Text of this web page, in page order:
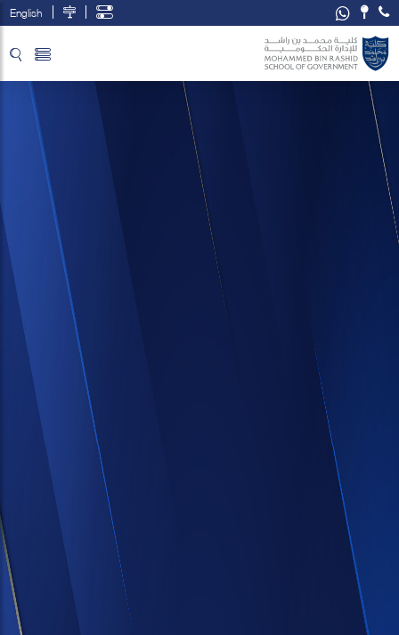
تخطي إلى المحتوى الرئيسي
فتح قائمة الوصول
English